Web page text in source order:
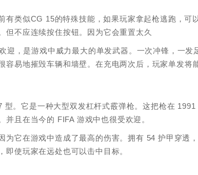
有类似CG 15的特殊技能，如果玩家拿起枪逃跑，可
但不应连续按住按钮。因为它会重置太久
迎，是游戏中威力最大的单发武器。一次冲锋，一发
容易地摧毁车辆和墙壁。在充电两次后，玩家单发将
型。它是一种大型双发杠杆式霰弹枪。这把枪在
并且在当今的 FIFA 游戏中也很受欢迎。
为它在游戏中造成了最高的伤害。拥有 54 护甲穿透
即使玩家在远处也可以击中目标。